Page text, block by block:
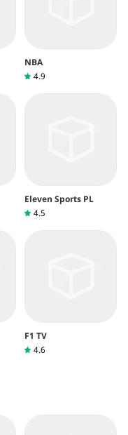
NBA
4.9
Eleven Sports PL
4.5
F1 TV
4.6